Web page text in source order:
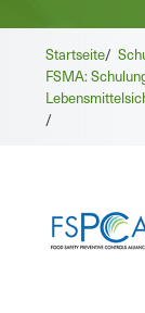
Startseite/
FSMA:
/